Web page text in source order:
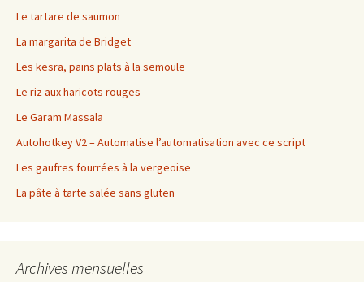
Le tartare de saumon
La margarita de Bridget
Les kesra, pains plats à la semoule
Le riz aux haricots rouges
Le Garam Massala
Autohotkey V2 – Automatise l’automatisation avec ce script
Les gaufres fourrées à la vergeoise
La pâte à tarte salée sans gluten
Archives mensuelles